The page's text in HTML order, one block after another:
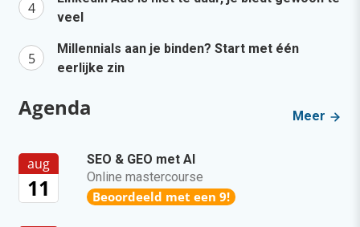
veel
Millennials aan je binden? Start met één
eerlijke zin
Agenda Meer
aug
11
SEO & GEO met AI
Online mastercourse
Beoordeeld met een 9!